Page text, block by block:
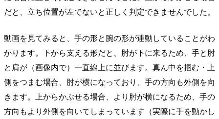
だと、立ち位置が左でないと正しく判定できませんでした。
動画を見てみると、手の形と腕の形が連動していることがわ
かります。下から支える形だと、肘が下に来るため、手と肘
と肩が（画像内で）一直線上に並びます。真ん中を掴む・上
側をつまむ場合、肘が横になっており、手の方向も外側を向
きます。上からかぶせる場合、より肘が横になるため、手の
方向もより外側を向いてしまっています（実際に手を動かし